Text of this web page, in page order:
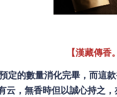
【漢藏傳香
定的數量消化完畢，而這
云，無香時但以誠心持之